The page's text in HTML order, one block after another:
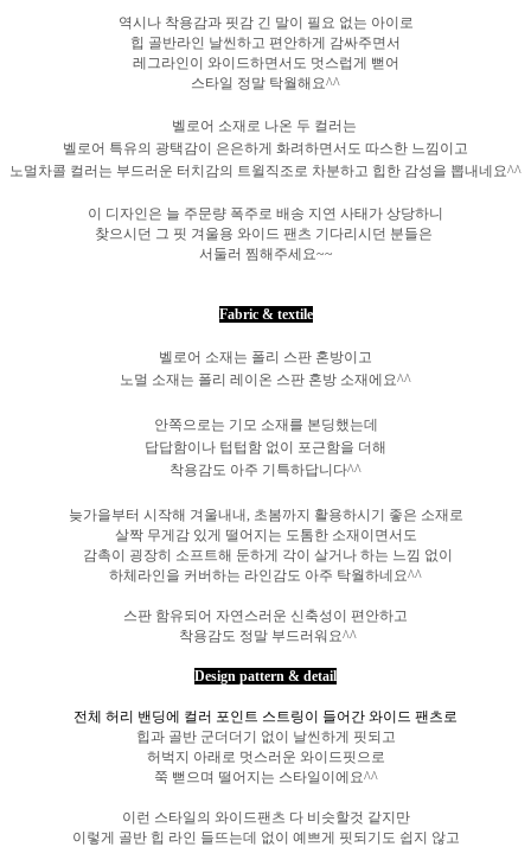
역시나 착용감과 핏감 긴 말이 필요 없는 아이로
힙 골반라인 날씬하고 편안하게 감싸주면서
레그라인이 와이드하면서도 멋스럽게 뻗어
스타일 정말 탁월해요^^
벨로어 소재로 나온 두 컬러는
벨로어 특유의 광택감이 은은하게 화려하면서도 따스한 느낌이고
노멀차콜 컬러는 부드러운 터치감의 트윌직조로 차분하고 힙한 감성을 뽑내네요^^
이 디자인은 늘 주문량 폭주로 배송 지연 사태가 상당하니
찾으시던 그 핏 겨울용 와이드 팬츠 기다리시던 분들은
서둘러 찜해주세요~~
Fabric & textile
벨로어 소재는 폴리 스판 혼방이고
노멀 소재는 폴리 레이온 스판 혼방 소재에요^^
안쪽으로는 기모 소재를 본딩했는데
답답함이나 텁텁함 없이 포근함을 더해
착용감도 아주 기특하답니다^^
늦가을부터 시작해 겨울내내, 초봄까지 활용하시기 좋은 소재로
살짝 무게감 있게 떨어지는 도톰한 소재이면서도
감촉이 굉장히 소프트해 둔하게 각이 살거나 하는 느낌 없이
하체라인을 커버하는 라인감도 아주 탁월하네요^^
스판 함유되어 자연스러운 신축성이 편안하고
착용감도 정말 부드러워요^^
Design pattern & detail
전체 허리 밴딩에 컬러 포인트 스트링이 들어간 와이드 팬츠로
힙과 골반 군더더기 없이 날씬하게 핏되고
허벅지 아래로 멋스러운 와이드핏으로
쭉 뻗으며 떨어지는 스타일이에요^^
이런 스타일의 와이드팬츠 다 비슷할것 같지만
이렇게 골반 힙 라인 들뜨는데 없이 예쁘게 핏되기도 쉽지 않고